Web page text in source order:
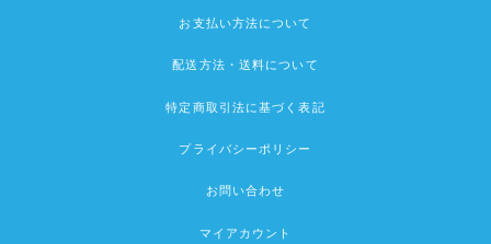
お支払い方法について
配送方法・送料について
特定商取引法に基づく表記
プライバシーポリシー
お問い合わせ
マイアカウント